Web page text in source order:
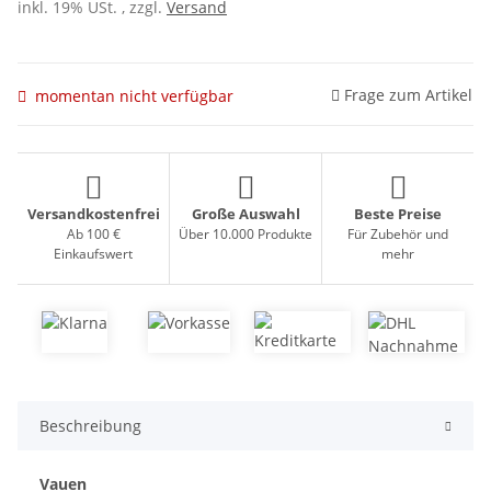
inkl. 19% USt. , zzgl. Versand
momentan nicht verfügbar Frage zum Artikel
Versandkostenfrei
Ab 100 €
Einkaufswert
Große Auswahl
Über 10.000 Produkte
Beste Preise
Für Zubehör und
mehr
Beschreibung
Vauen